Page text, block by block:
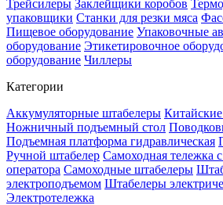
Трейсилеры Заклейщики коробов
упаковщики Станки для резки мяса
Пищевое оборудование Упаковочные
оборудование Этикетировочное
оборудование Чиллеры
Категории
Аккумуляторные штабелеры
Ножничный подъемный стол
Подъемная платформа гидравлическая
Ручной штабелер Самоходная тележка
оператора Самоходные штабелеры
электроподъемом Штабелеры
Электротележка